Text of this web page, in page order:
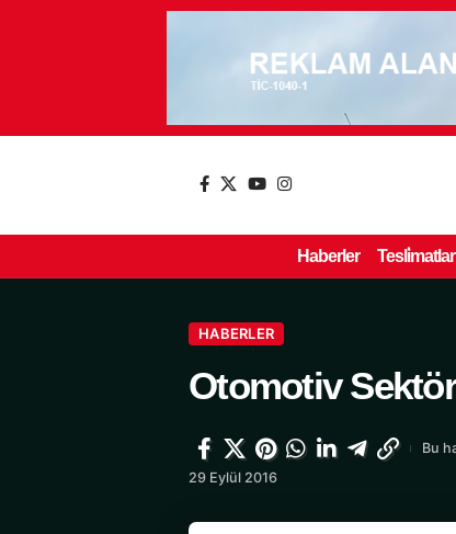
Haberler Tesli̇matlar
HABERLER
Otomotiv
29 Eylül 2016
Bu